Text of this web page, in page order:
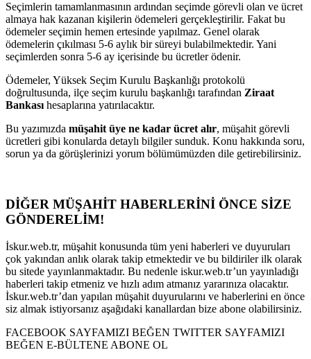
Seçimlerin tamamlanmasının ardından seçimde görevli olan ve ücret
almaya hak kazanan kişilerin ödemeleri gerçekleştirilir. Fakat bu
ödemeler seçimin hemen ertesinde yapılmaz. Genel olarak
ödemelerin çıkılması 5-6 aylık bir süreyi bulabilmektedir. Yani
seçimlerden sonra 5-6 ay içerisinde bu ücretler ödenir.
Ödemeler, Yüksek Seçim Kurulu Başkanlığı protokolü
doğrultusunda, ilçe seçim kurulu başkanlığı tarafından Ziraat
Bankası hesaplarına yatırılacaktır.
Bu yazımızda müşahit üye ne kadar ücret alır, müşahit görevli
ücretleri gibi konularda detaylı bilgiler sunduk. Konu hakkında soru,
sorun ya da görüşlerinizi yorum bölümümüzden dile getirebilirsiniz.
DİĞER MÜŞAHİT HABERLERİNİ ÖNCE SİZE
GÖNDERELİM!
İskur.web.tr, müşahit konusunda tüm yeni haberleri ve duyuruları
çok yakından anlık olarak takip etmektedir ve bu bildiriler ilk olarak
bu sitede yayınlanmaktadır. Bu nedenle iskur.web.tr’un yayınladığı
haberleri takip etmeniz ve hızlı adım atmanız yararınıza olacaktır.
İskur.web.tr’dan yapılan müşahit duyurularını ve haberlerini en önce
siz almak istiyorsanız aşağıdaki kanallardan bize abone olabilirsiniz.
FACEBOOK SAYFAMIZI BEĞEN TWITTER SAYFAMIZI
BEĞEN E-BÜLTENE ABONE OL